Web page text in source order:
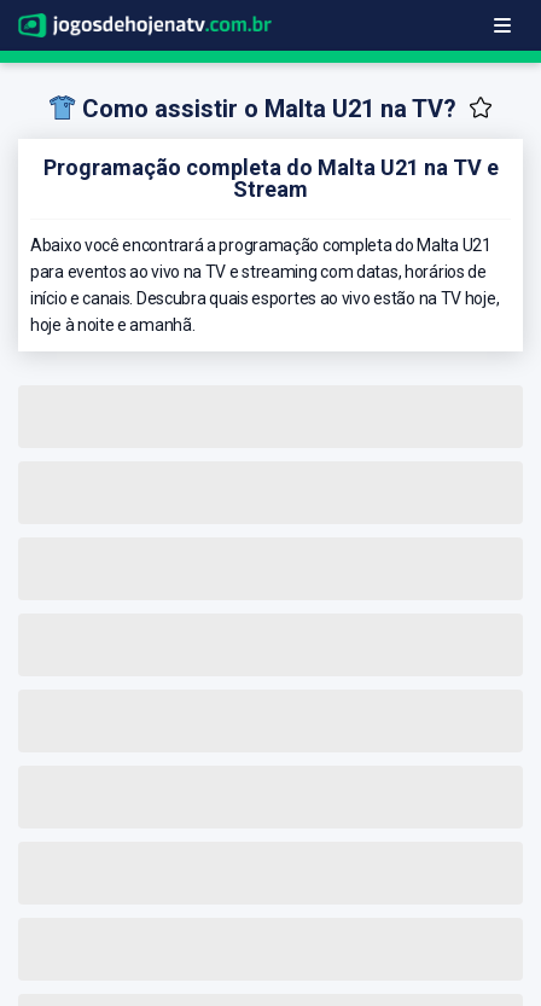
Como assistir o Malta U21 na TV?
Programação completa do Malta U21 na TV e
Stream
Abaixo você encontrará a programação completa do Malta U21
para eventos ao vivo na TV e streaming com datas, horários de
início e canais. Descubra quais esportes ao vivo estão na TV hoje,
hoje à noite e amanhã.